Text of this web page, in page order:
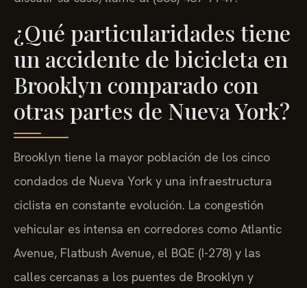
¿Qué particularidades tiene
un accidente de bicicleta en
Brooklyn comparado con
otras partes de Nueva York?
Brooklyn tiene la mayor población de los cinco
condados de Nueva York y una infraestructura
ciclista en constante evolución. La congestión
vehicular es intensa en corredores como Atlantic
Avenue, Flatbush Avenue, el BQE (I-278) y las
calles cercanas a los puentes de Brooklyn y